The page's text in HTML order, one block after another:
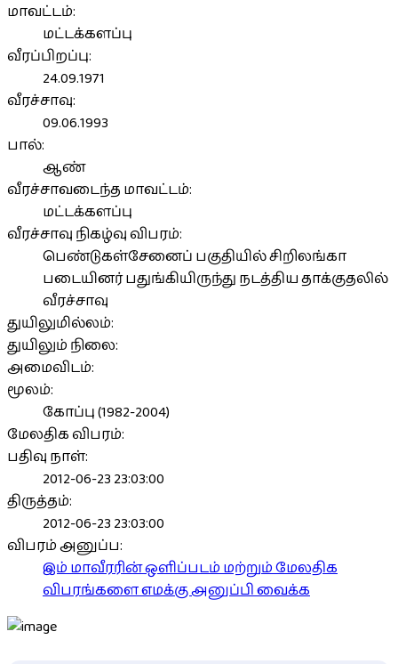
மாவட்டம்:
மட்டக்களப்பு
வீரப்பிறப்பு:
24.09.1971
வீரச்சாவு:
09.06.1993
பால்:
ஆண்
வீரச்சாவடைந்த மாவட்டம்:
மட்டக்களப்பு
வீரச்சாவு நிகழ்வு விபரம்:
பெண்டுகள்சேனைப் பகுதியில் சிறிலங்கா
படையினர் பதுங்கியிருந்து நடத்திய தாக்குதலில்
வீரச்சாவு
துயிலுமில்லம்:
துயிலும் நிலை:
அமைவிடம்:
மூலம்:
கோப்பு (1982-2004)
மேலதிக விபரம்:
பதிவு நாள்:
2012-06-23 23:03:00
திருத்தம்:
2012-06-23 23:03:00
விபரம் அனுப்ப:
இம் மாவீரரின் ஒளிப்படம் மற்றும் மேலதிக
விபரங்களை எமக்கு அனுப்பி வைக்க